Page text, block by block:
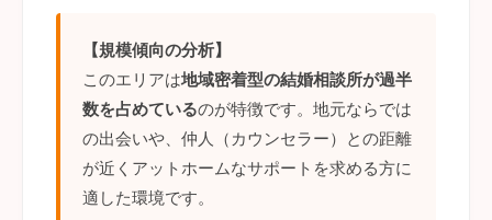
【規模傾向の分析】
このエリアは地域密着型の結婚相談所が過半
数を占めているのが特徴です。地元ならでは
の出会いや、仲人（カウンセラー）との距離
が近くアットホームなサポートを求める方に
適した環境です。